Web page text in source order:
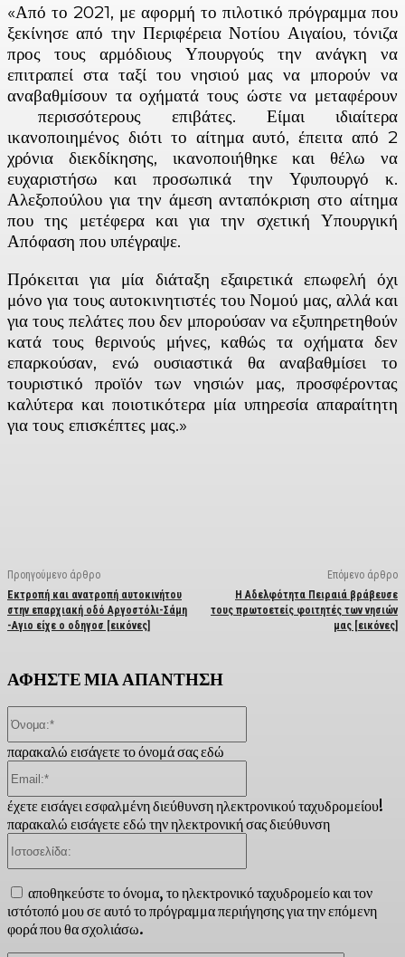
«Από το 2021, με αφορμή το πιλοτικό πρόγραμμα που
ξεκίνησε από την Περιφέρεια Νοτίου Αιγαίου, τόνιζα
προς τους αρμόδιους Υπουργούς την ανάγκη να
επιτραπεί στα ταξί του νησιού μας να μπορούν να
αναβαθμίσουν τα οχήματά τους ώστε να μεταφέρουν
περισσότερους επιβάτες. Είμαι ιδιαίτερα
ικανοποιημένος διότι το αίτημα αυτό, έπειτα από 2
χρόνια διεκδίκησης, ικανοποιήθηκε και θέλω να
ευχαριστήσω και προσωπικά την Υφυπουργό κ.
Αλεξοπούλου για την άμεση ανταπόκριση στο αίτημα
που της μετέφερα και για την σχετική Υπουργική
Απόφαση που υπέγραψε.
Πρόκειται για μία διάταξη εξαιρετικά επωφελή όχι
μόνο για τους αυτοκινητιστές του Νομού μας, αλλά και
για τους πελάτες που δεν μπορούσαν να εξυπηρετηθούν
κατά τους θερινούς μήνες, καθώς τα οχήματα δεν
επαρκούσαν, ενώ ουσιαστικά θα αναβαθμίσει το
τουριστικό προϊόν των νησιών μας, προσφέροντας
καλύτερα και ποιοτικότερα μία υπηρεσία απαραίτητη
για τους επισκέπτες μας.»
Προηγούμενο άρθρο
Εκτροπή και ανατροπή αυτοκινήτου
στην επαρχιακή οδό Αργοστόλι-Σάμη
-Αγιο είχε ο οδηγοσ [εικόνες]
Επόμενο άρθρο
Η Αδελφότητα Πειραιά βράβευσε
τους πρωτοετείς φοιτητές των νησιών
μας [εικόνες]
ΑΦΗΣΤΕ ΜΙΑ ΑΠΑΝΤΗΣΗ
παρακαλώ εισάγετε το όνομά σας εδώ
έχετε εισάγει εσφαλμένη διεύθυνση ηλεκτρονικού ταχυδρομείου!
παρακαλώ εισάγετε εδώ την ηλεκτρονική σας διεύθυνση
αποθηκεύστε το όνομα, το ηλεκτρονικό ταχυδρομείο και τον
ιστότοπό μου σε αυτό το πρόγραμμα περιήγησης για την επόμενη
φορά που θα σχολιάσω.